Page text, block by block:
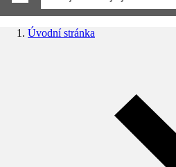
Úvodní stránka